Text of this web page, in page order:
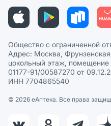
Политика в отношении
Общество с ограниченной
Адрес: Москва,
цокольный этаж,
01177-91/00587270 от
ИНН 7704865540
© 2026 eАптека. Все права